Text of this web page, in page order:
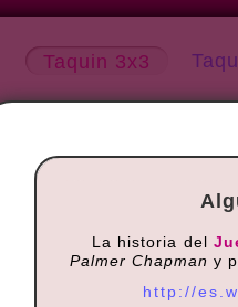
Taquin 3x3
La historia del
Palmer Chapman y
http://